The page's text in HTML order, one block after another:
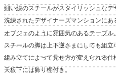
細い線のスチールがスタイリッシュなデ
洗練されたデザイナーズマンションにあ
オブジェのように雰囲気のあるテーブル。
スチールの脚は上下逆さまにしても組立
組み立てによって見せ方が変えられる仕
天板下には飾り棚付き。